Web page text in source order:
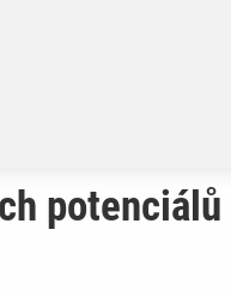
potenciálů